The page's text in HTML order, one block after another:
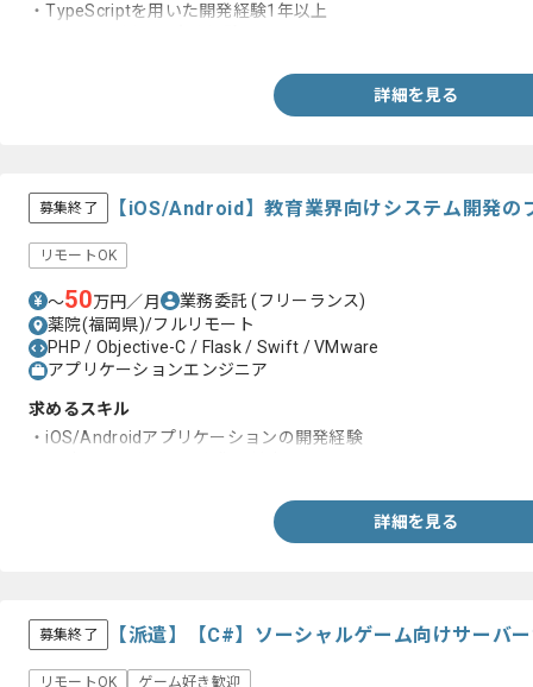
・TypeScriptを用いた開発経験1年以上
詳細を見る
募集終了 【iOS/Android】教育業界向けシステム開発の
リモートOK
〜50万円／月 業務委託(フリーランス)
薬院(福岡県)/フルリモート
PHP / Objective-C / Flask / Swift / VMware
アプリケーションエンジニア
求めるスキル
・iOS/Androidアプリケーションの開発経験
詳細を見る
募集終了 【派遣】【C#】ソーシャルゲーム向けサーバ
リモートOK ゲーム好き歓迎